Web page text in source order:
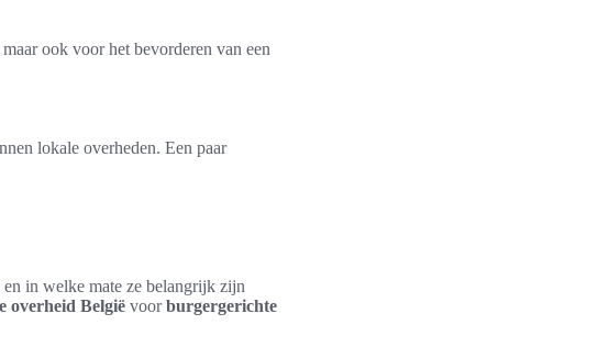
ook voor het bevorderen van een
lokale overheden. Een paar
in welke mate ze belangrijk zijn
overheid België voorburgergerichte